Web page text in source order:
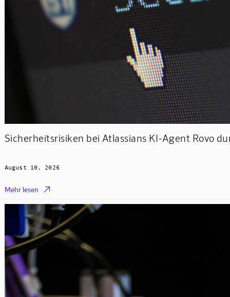
Sicherheitsrisiken bei Atlassians KI-Agent Rovo
August 10, 2026
Mehr lesen 